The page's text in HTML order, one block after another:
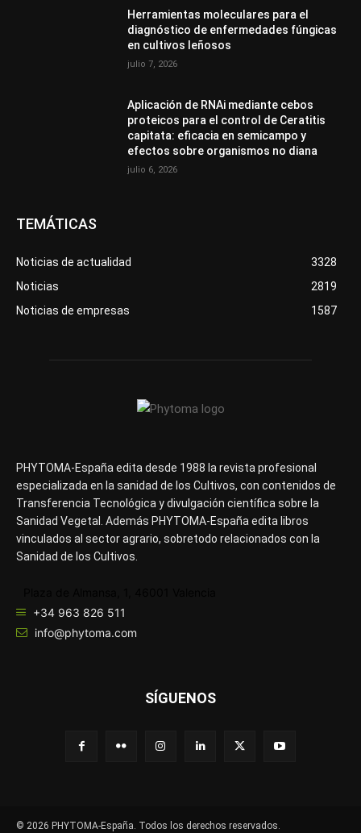
Herramientas moleculares para el
diagnóstico de enfermedades fúngicas
en cultivos leñosos
julio 7, 2026
Aplicación de RNAi mediante cebos
proteicos para el control de Ceratitis
capitata: eficacia en semicampo y
efectos sobre organismos no diana
julio 6, 2026
TEMÁTICAS
Noticias de actualidad
3328
Noticias
2819
Noticias de empresas
1587
PHYTOMA-España edita desde 1988 la revista profesional
especializada en la sanidad de los Cultivos, con contenidos de
Transferencia Tecnológica y divulgación científica sobre la
Sanidad Vegetal. Además PHYTOMA-España edita libros
vinculados al sector agrario, sobretodo relacionados con la
Sanidad de los Cultivos.
+34 963 826 511
info@phytoma.com
SÍGUENOS
© 2026 PHYTOMA-España. Todos los derechos reservados.